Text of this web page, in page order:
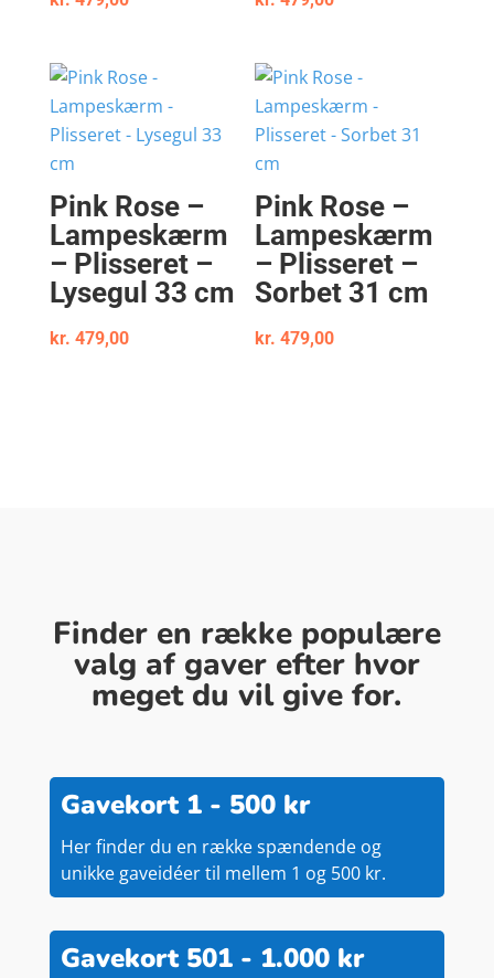
Pink Rose –
Lampeskærm
– Plisseret –
Lysegul 33 cm
kr. 479,00
Pink Rose –
Lampeskærm
– Plisseret –
Sorbet 31 cm
kr. 479,00
Finder en række populære
valg af gaver efter hvor
meget du vil give for.
Gavekort 1 - 500 kr
Her finder du en række spændende og
unikke gaveidéer til mellem 1 og 500 kr.
Gavekort 501 - 1.000 kr